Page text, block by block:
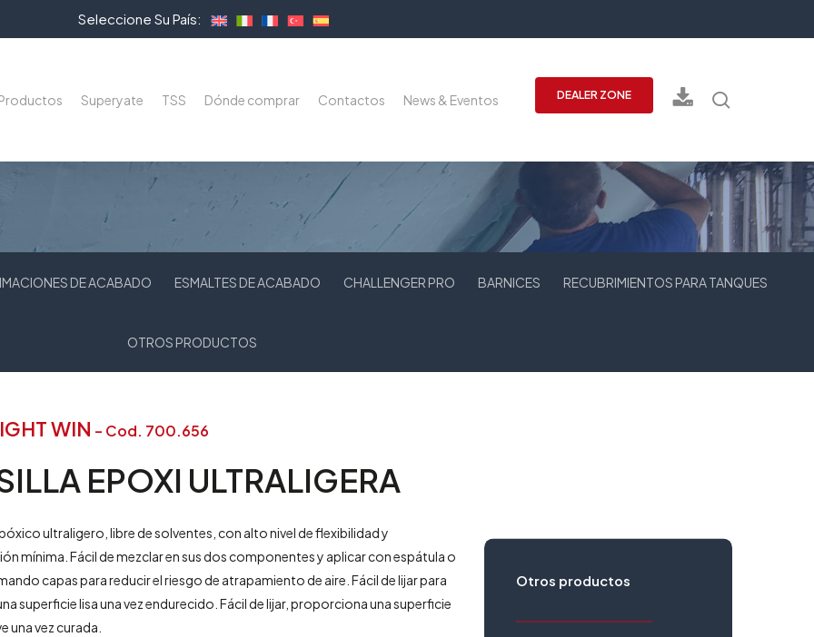
Seleccione Su País:
Superyate TSS Dónde comprar Contactos News & Eventos DEALER ZONE
DE ACABADO ESMALTES DE ACABADO CHALLENGER PRO BARNICES RECUBRIMIENTOS PARA TANQUES
OTROS PRODUCTOS
WIN – Cod. 700.656
EPOXI ULTRALIGERA
ultraligero, libre de solventes, con alto nivel de flexibilidad y
mínima. Fácil de mezclar en sus dos componentes y aplicar con espátula o
capas para reducir el riesgo de atrapamiento de aire. Fácil de lijar para
superficie lisa una vez endurecido. Fácil de lijar, proporciona una superficie
una vez curada.
Otros productos